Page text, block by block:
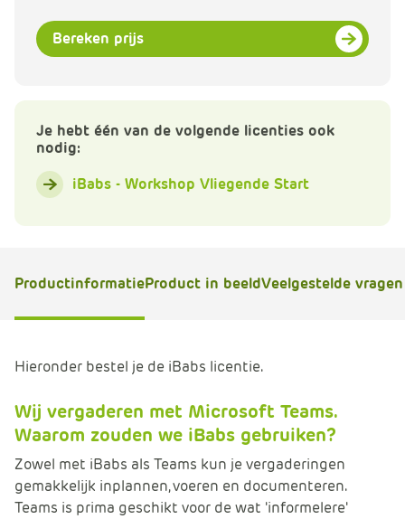
t
Bereken prijs
Je hebt één van de volgende licenties ook
nodig:
iBabs - Workshop Vliegende Start
ProductinformatieProduct in beeldVeelgestelde vragen
Hieronder bestel je de iBabs licentie.
Wij vergaderen met Microsoft Teams.
Waarom zouden we iBabs gebruiken?
Zowel met iBabs als Teams kun je vergaderingen
gemakkelijk inplannen, voeren en documenteren.
Teams is prima geschikt voor de wat 'informelere'